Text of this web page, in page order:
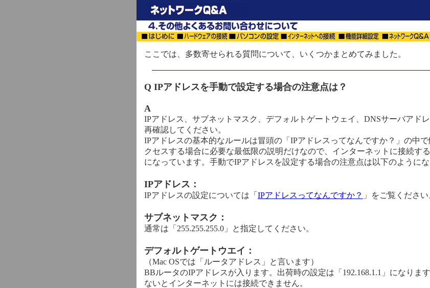
ここでは、多数寄せられる質問について、いくつかまとめてみました。
Q IPアドレスを手動で設定する場合の注意点は？
A
IPアドレス、サブネットマスク、デフォルトゲートウェイ、DNSサーバアド
再確認してください。
IPアドレスの基本的なルールは冒頭の「IPアドレスってなんですか？」の中
クセスする場合に必要な最低限の説明だけなので、インターネットに接続す
になっています。手動でIPアドレスを設定する場合の注意点は以下のようにな
IPアドレス：
IPアドレスの設定については「 IPアドレスってなんですか？ 」をご覧ください
サブネットマスク：
通常は「255.255.255.0」と指定してください。
デフォルトゲートウエイ：
（Mac OSでは「ルータアドレス」と言います）
BBルータのIPアドレスが入ります。出荷時の設定は「192.168.1.1」になりま
ないとインターネットには接続できません。